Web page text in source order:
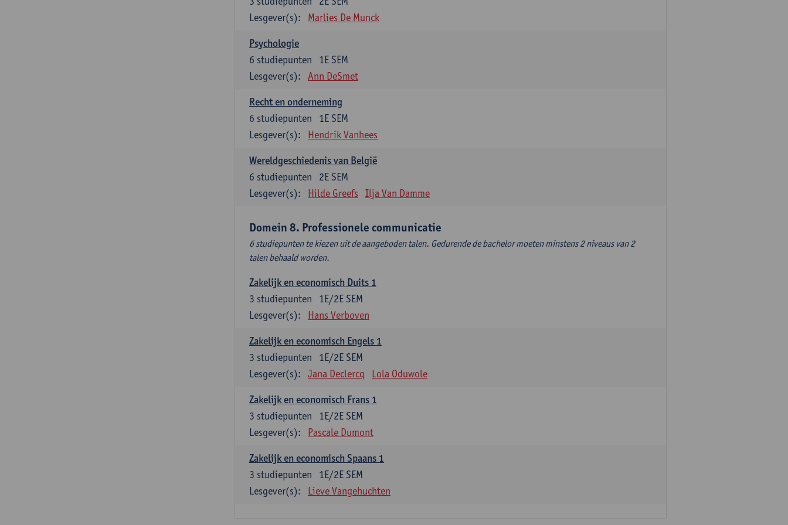
Lesgever(s):
Marlies De Munck
Psychologie
1E SEM
6 studiepunten
Lesgever(s):
Ann DeSmet
Recht en onderneming
1E SEM
6 studiepunten
Lesgever(s):
Hendrik Vanhees
Wereldgeschiedenis van België
2E SEM
6 studiepunten
Lesgever(s):
Hilde Greefs Ilja Van Damme
Domein 8. Professionele communicatie
6 studiepunten te kiezen uit de aangeboden talen. Gedurende de bachelor moeten minstens 2 niveaus van 2
talen behaald worden.
Zakelijk en economisch Duits 1
1E/2E SEM
3 studiepunten
Lesgever(s):
Hans Verboven
Zakelijk en economisch Engels 1
1E/2E SEM
3 studiepunten
Lesgever(s):
Jana Declercq Lola Oduwole
Zakelijk en economisch Frans 1
1E/2E SEM
3 studiepunten
Lesgever(s):
Pascale Dumont
Zakelijk en economisch Spaans 1
1E/2E SEM
3 studiepunten
Lesgever(s):
Lieve Vangehuchten